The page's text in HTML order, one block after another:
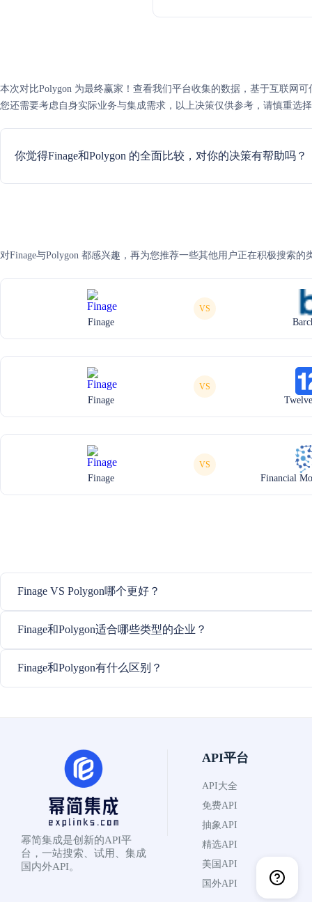
本次对比Polygon 为最终赢家！查看我们平台收集的数据，基于互联网
您还需要考虑自身实际业务与集成需求，以上决策仅供参考，请慎重选
你觉得Finage和Polygon 的全面比较，对你的决策有帮助吗？
对Finage与Polygon 都感兴趣，再为您推荐一些其他用户正在积极搜索的
Finage
VS
Finage
VS
Finage
VS
Financial
Finage VS Polygon哪个更好？
Finage和Polygon适合哪些类型的企业？
Finage和Polygon有什么区别？
幂简集成是创新的API平
台，一站搜索、试用、集成
国内外API。
API平台
API大全
免费API
抽象API
精选API
美国API
国外API